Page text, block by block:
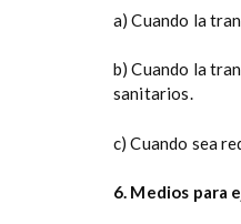
a) Cuando la
b) Cuando la
sanitarios.
c) Cuando sea
6. Medios para